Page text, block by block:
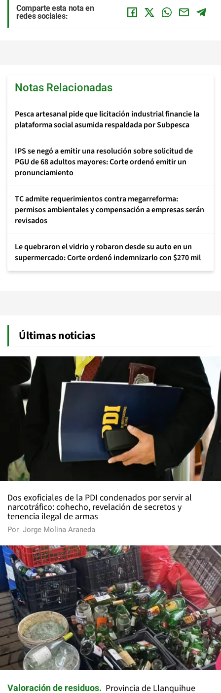
Comparte esta nota en
redes sociales:
Notas Relacionadas
Pesca artesanal pide que licitación industrial financie la
plataforma social asumida respaldada por Subpesca
IPS se negó a emitir una resolución sobre solicitud de
PGU de 68 adultos mayores: Corte ordenó emitir un
pronunciamiento
TC admite requerimientos contra megarreforma:
permisos ambientales y compensación a empresas serán
revisados
Le quebraron el vidrio y robaron desde su auto en un
supermercado: Corte ordenó indemnizarlo con $270 mil
Últimas noticias
Dos exoficiales de la PDI condenados por servir al
narcotráfico: cohecho, revelación de secretos y
tenencia ilegal de armas
Por Jorge Molina Araneda
Valoración de residuos
Provincia de Llanquihue